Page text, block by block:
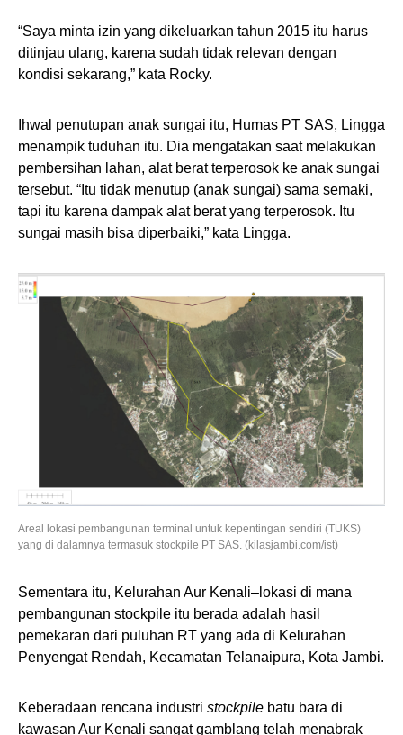
“Saya minta izin yang dikeluarkan tahun 2015 itu harus
ditinjau ulang, karena sudah tidak relevan dengan
kondisi sekarang,” kata Rocky.
Ihwal penutupan anak sungai itu, Humas PT SAS, Lingga
menampik tuduhan itu. Dia mengatakan saat melakukan
pembersihan lahan, alat berat terperosok ke anak sungai
tersebut. “Itu tidak menutup (anak sungai) sama semaki,
tapi itu karena dampak alat berat yang terperosok. Itu
sungai masih bisa diperbaiki,” kata Lingga.
Areal lokasi pembangunan terminal untuk kepentingan sendiri (TUKS)
yang di dalamnya termasuk stockpile PT SAS. (kilasjambi.com/ist)
Sementara itu, Kelurahan Aur Kenali–lokasi di mana
pembangunan stockpile itu berada adalah hasil
pemekaran dari puluhan RT yang ada di Kelurahan
Penyengat Rendah, Kecamatan Telanaipura, Kota Jambi.
Keberadaan rencana industri stockpile batu bara di
kawasan Aur Kenali sangat gamblang telah menabrak